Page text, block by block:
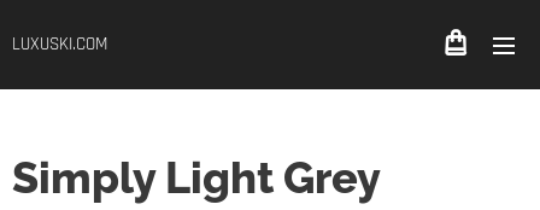
LUXUSKI.COM
Simply Light Grey